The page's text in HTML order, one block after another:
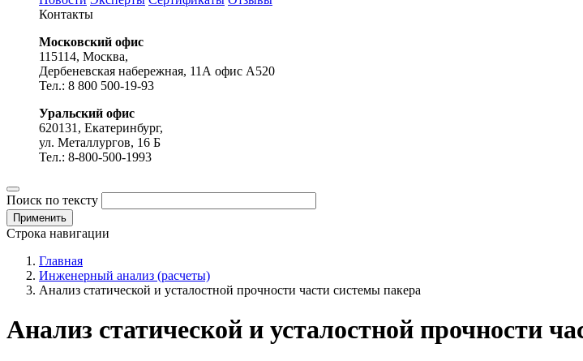
Контакты
Московский офис
115114, Москва,
Дербеневская набережная, 11А офис А520
Тел.: 8 800 500-19-93
Уральский офис
620131, Екатеринбург,
ул. Металлургов, 16 Б
Тел.: 8-800-500-1993
Поиск по тексту
Строка навигации
Главная
Инженерный анализ (расчеты)
Анализ статической и усталостной прочности части системы пакера
Анализ статической и усталостной прочности